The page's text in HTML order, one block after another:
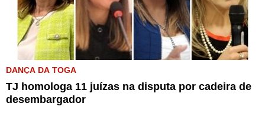
DANÇA DA TOGA
TJ homologa 11 juízas na disputa por cadeira de
desembargador